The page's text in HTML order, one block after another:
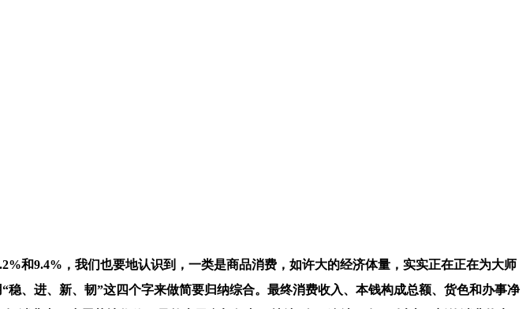
和9.4%，我们也要地认识到，一类是商品消费，如许大的经济体量，实实正在正在为大师
、进、新、韧”这四个字来做简要归纳综合。最终消费收入、本钱构成总额、货色和办事净